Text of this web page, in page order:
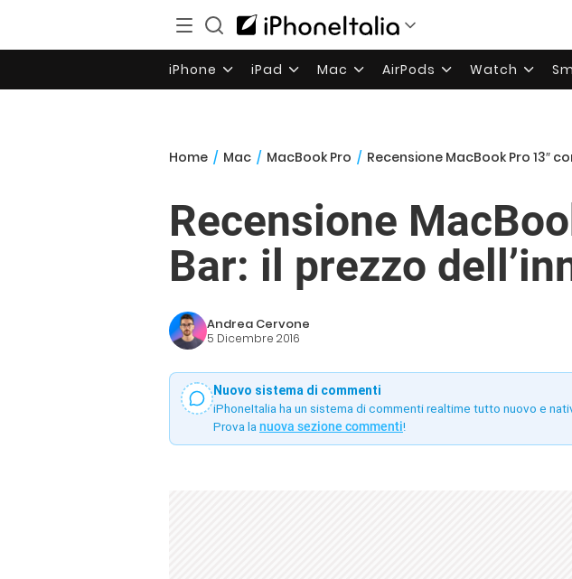
iPhone iPad Mac AirPods Watch
Home / Mac / MacBook Pro / Recensione MacBook Pro 13″
Recensione
Bar: il prezzo
Andrea Cervone
5 Dicembre 2016
Nuovo sistema di commenti
iPhoneItalia ha un sistema di commenti realtime tutto nuovo e
Prova la nuova sezione commenti!